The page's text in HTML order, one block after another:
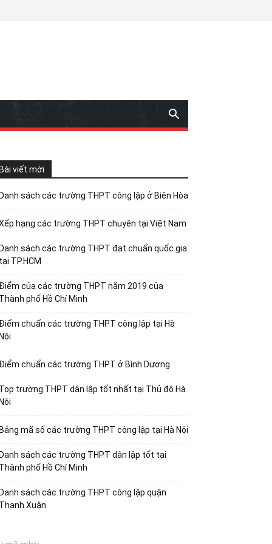
Bài viết mới
Danh sách các trường THPT công lập ở Biên Hòa
hạng các trường THPT chuyên tại Việt Nam
Danh sách các trường THPT đạt chuẩn quốc gia
tại TP.HCM
Điểm của các trường THPT năm 2019 của
Thành phố Hồ Chí Minh
Điểm chuẩn các trường THPT công lập tại Hà
Nội
Điểm chuẩn các trường THPT ở Bình Dương
Top trường THPT dân lập tốt nhất tại Thủ đô Hà
Nội
Bảng mã số các trường THPT công lập tại Hà Nội
Danh sách các trường THPT dân lập tốt tại
Thành phố Hồ Chí Minh
Danh sách các trường THPT công lập quận
Thanh Xuân